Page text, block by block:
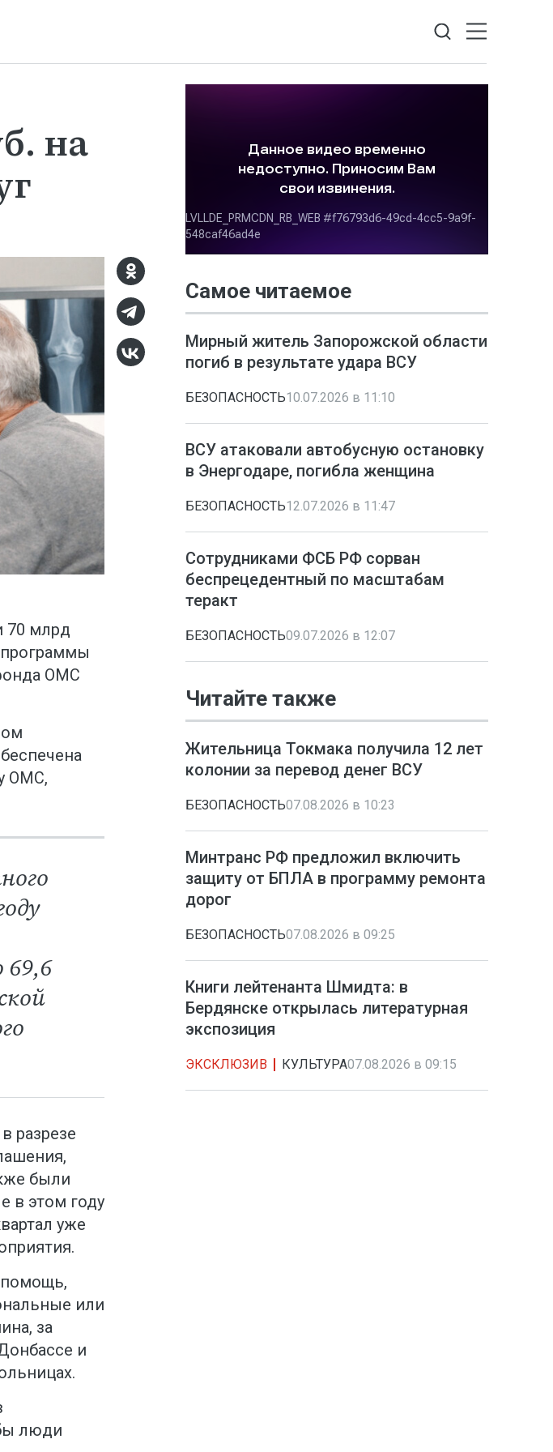
на
70 млрд
ОМС
ОМС,
69,6
разрезе
были
в этом году
уже
помощь,
или
за
и
люди
Самое читаемое
Мирный житель Запорожской области
погиб в результате удара ВСУ
БЕЗОПАСНОСТЬ10.07.2026 в 11:10
ВСУ атаковали автобусную остановку
в Энергодаре, погибла женщина
БЕЗОПАСНОСТЬ12.07.2026 в 11:47
Сотрудниками ФСБ РФ сорван
беспрецедентный по масштабам
теракт
БЕЗОПАСНОСТЬ09.07.2026 в 12:07
Читайте также
Жительница Токмака получила 12 лет
колонии за перевод денег ВСУ
БЕЗОПАСНОСТЬ07.08.2026 в 10:23
Минтранс РФ предложил включить
защиту от БПЛА в программу ремонта
дорог
БЕЗОПАСНОСТЬ07.08.2026 в 09:25
Книги лейтенанта Шмидта: в
Бердянске открылась литературная
экспозиция
ЭКСКЛЮЗИВ КУЛЬТУРА07.08.2026 в 09:15